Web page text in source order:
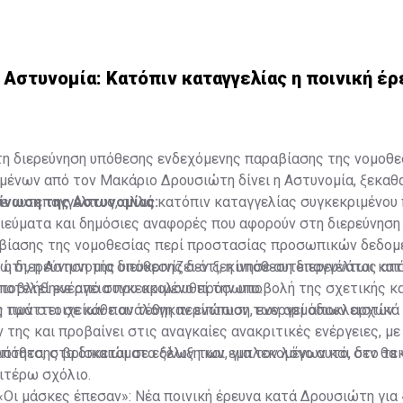
Κατόπιν καταγγελίας η ποινική
διερεύνηση υπόθεσης ενδεχόμενης παραβίασης της
από τον Μακάριο Δρουσιώτη δίνει η Αστυνομία,
αυτεπαγγέλτως, αλλά κατόπιν καταγγελίας
της Αστυνομίας:
και δημόσιες αναφορές που αφορούν στη
της νομοθεσίας περί προστασίας προσωπικών
η Αστυνομία διευκρινίζει ότι, η υπόθεση διερευνάται
από συγκεκριμένο πρόσωπο.
η διερεύνηση της υπόθεσης δεν ξεκίνησε αυτεπαγγέλτως
ενέργεια που ακολουθεί την υποβολή της σχετικής
των στοιχείων που τέθηκαν ενώπιον των αρμόδιων αρχών.
σε κάθε ανάλογη περίπτωση, ενεργεί αποκλειστικά
και προβαίνει στις αναγκαίες ανακριτικές ενέργειες,
στα δικαιώματα όλων των εμπλεκομένων και στο
βρίσκεται σε εξέλιξη και, για τον λόγο αυτό, δεν θα
σχόλιο.
μάσκες έπεσαν»: Νέα ποινική έρευνα κατά Δρουσιώτη